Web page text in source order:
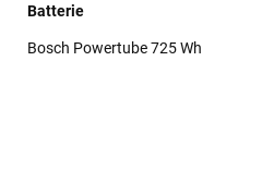
Batterie
Bosch Powertube 725 Wh